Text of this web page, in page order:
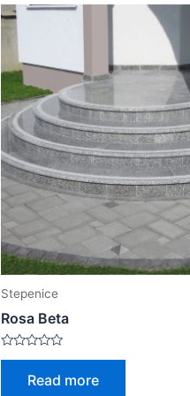
Stepenice
Rosa Beta
Rated
Read more